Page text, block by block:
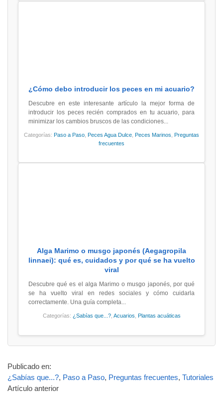
¿Cómo debo introducir los peces en mi acuario?
Descubre en este interesante artículo la mejor forma de
introducir los peces recién comprados en tu acuario, para
minimizar los cambios bruscos de las condiciones...
Categorías: Paso a Paso Peces Agua Dulce Peces Marinos Preguntas
frecuentes
Alga Marimo o musgo japonés (Aegagropila
linnaei): qué es, cuidados y por qué se ha vuelto
viral
Descubre qué es el alga Marimo o musgo japonés, por qué
se ha vuelto viral en redes sociales y cómo cuidarla
correctamente. Una guía completa...
Categorías: ¿Sabías que...?, Acuarios Plantas acuáticas
Publicado en:
¿Sabías que...?, Paso a Paso, Preguntas frecuentes, Tutoriales
Artículo anterior